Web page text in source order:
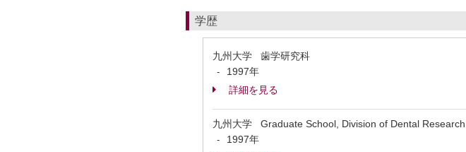
学歴
九州大学 歯学研究科
-
1997年
詳細を見る
九州大学 Graduate School, Division of Dental Research
-
1997年